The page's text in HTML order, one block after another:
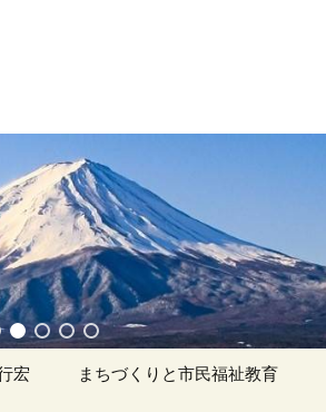
宏 まちづくりと市民福祉教育